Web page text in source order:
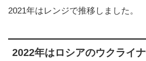
2021年はレンジで推移しました。
2022年はロシアのウクライ